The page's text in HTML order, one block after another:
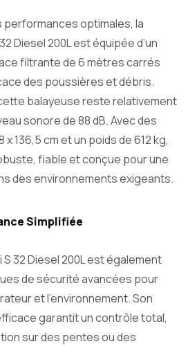
optimales, la
Diesel 200L est équipée d’un
filtrante de 6 mètres carrés
des poussières et débris.
balayeuse reste relativement
sonore de 88 dB. Avec des
x 136,5 cm et un poids de 612 kg,
fiable et conçue pour une
des environnements exigeants.
Simplifiée
32 Diesel 200L est également
de sécurité avancées pour
et l’environnement. Son
garantit un contrôle total,
sur des pentes ou des